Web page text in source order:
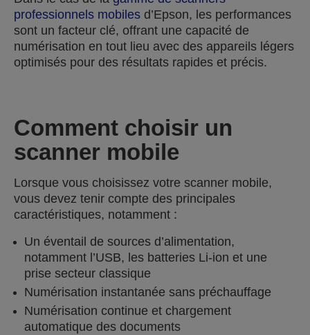
professionnels mobiles d’Epson, les performances
sont un facteur clé, offrant une capacité de
numérisation en tout lieu avec des appareils légers
optimisés pour des résultats rapides et précis.
Comment choisir un
scanner mobile
Lorsque vous choisissez votre scanner mobile,
vous devez tenir compte des principales
caractéristiques, notamment :
Un éventail de sources d’alimentation,
notamment l’USB, les batteries Li-ion et une
prise secteur classique
Numérisation instantanée sans préchauffage
Numérisation continue et chargement
automatique des documents